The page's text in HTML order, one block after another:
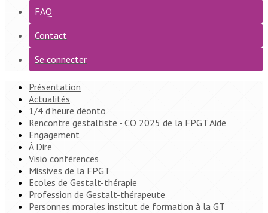
FAQ
Contact
Se connecter
Présentation
Actualités
1/4 d'heure déonto
Rencontre gestaltiste - CO 2025 de la FPGT Aide
Engagement
À Dire
Visio conférences
Missives de la FPGT
Ecoles de Gestalt-thérapie
Profession de Gestalt-thérapeute
Personnes morales institut de formation à la GT